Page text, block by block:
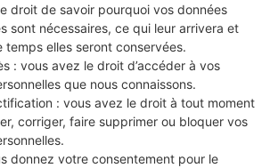
droit de savoir pourquoi vos données
sont nécessaires, ce qui leur arrivera et
temps elles seront conservées.
: vous avez le droit d’accéder à vos
que nous connaissons.
: vous avez le droit à tout moment
corriger, faire supprimer ou bloquer vos
donnez votre consentement pour le